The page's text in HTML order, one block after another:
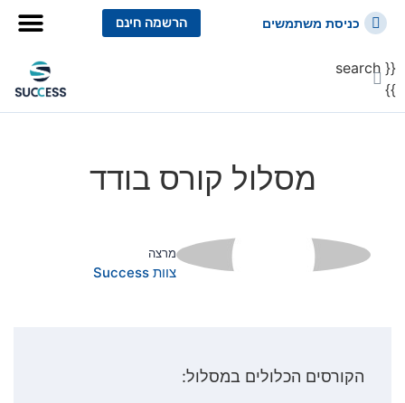
כניסת משתמשים הרשמה חינם
{{ search
}}
מסלול קורס בודד
מרצה
צוות Success
הקורסים הכלולים במסלול: